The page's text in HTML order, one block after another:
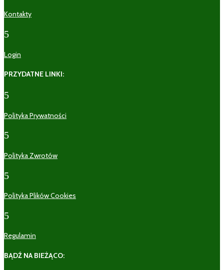
Kontakty
5
Login
PRZYDATNE LINKI:
5
Polityka Prywatności
5
Polityka Zwrotów
5
Polityka Plików Cookies
5
Regulamin
BĄDŹ NA BIEŻĄCO: